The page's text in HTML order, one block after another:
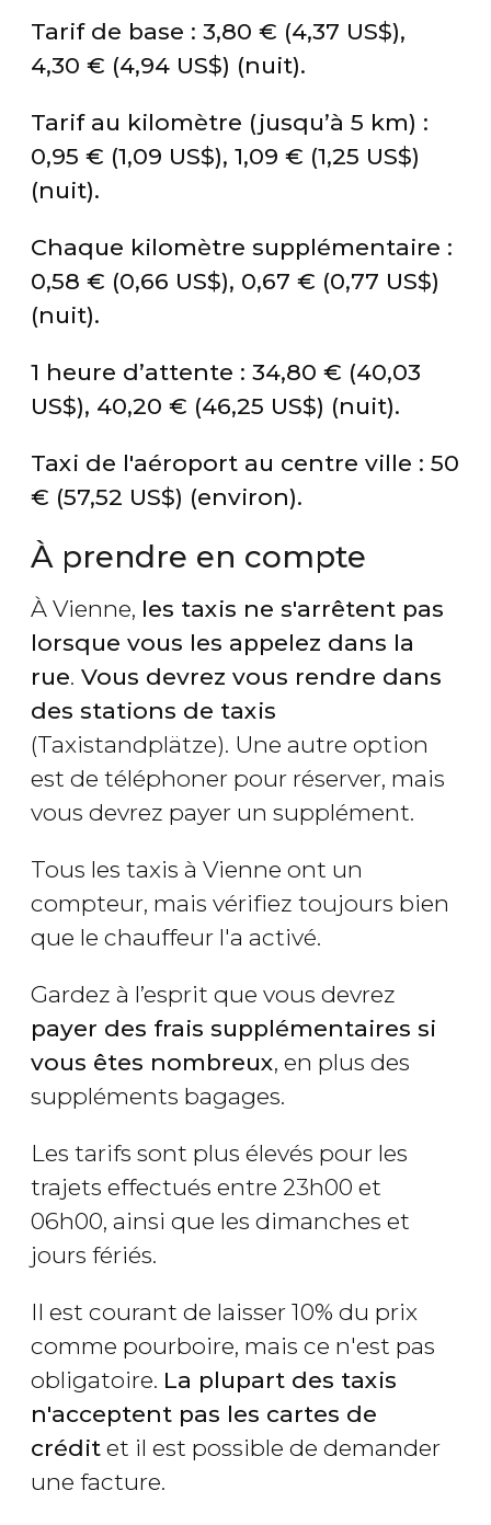
Tarif de base : 3,80 € (4,37 US$),
4,30 € (4,94 US$) (nuit).
Tarif au kilomètre (jusqu’à 5 km) :
0,95 € (1,09 US$), 1,09 € (1,25 US$)
(nuit).
Chaque kilomètre supplémentaire :
0,58 € (0,66 US$), 0,67 € (0,77 US$)
(nuit).
1 heure d’attente : 34,80 € (40,03
US$), 40,20 € (46,25 US$) (nuit).
Taxi de l'aéroport au centre ville : 50
€ (57,52 US$) (environ).
À prendre en compte
À Vienne, les taxis ne s'arrêtent pas
lorsque vous les appelez dans la
rue. Vous devrez vous rendre dans
des stations de taxis
(Taxistandplätze). Une autre option
est de téléphoner pour réserver, mais
vous devrez payer un supplément.
Tous les taxis à Vienne ont un
compteur, mais vérifiez toujours bien
que le chauffeur l'a activé.
Gardez à l’esprit que vous devrez
payer des frais supplémentaires si
vous êtes nombreux, en plus des
suppléments bagages.
Les tarifs sont plus élevés pour les
trajets effectués entre 23h00 et
06h00, ainsi que les dimanches et
jours fériés.
Il est courant de laisser 10% du prix
comme pourboire, mais ce n'est pas
obligatoire. La plupart des taxis
n'acceptent pas les cartes de
crédit et il est possible de demander
une facture.